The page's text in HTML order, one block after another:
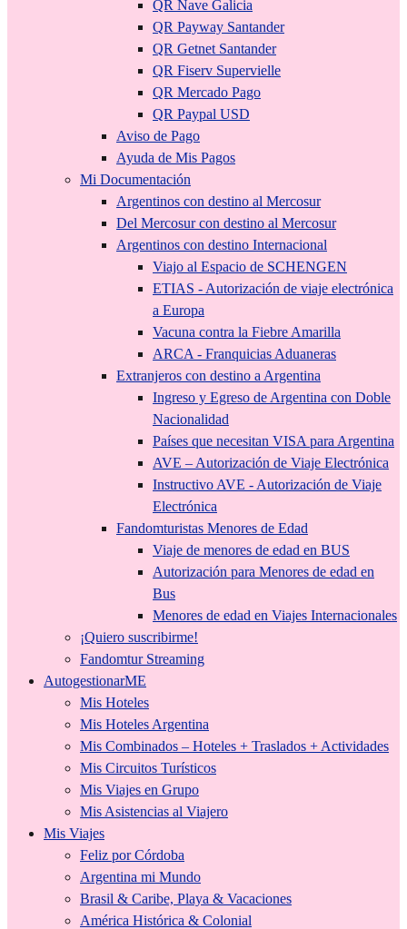
QR Nave Galicia
QR Payway Santander
QR Getnet Santander
QR Fiserv Supervielle
QR Mercado Pago
QR Paypal USD
Aviso de Pago
Ayuda de Mis Pagos
Mi Documentación
Argentinos con destino al Mercosur
Del Mercosur con destino al Mercosur
Argentinos con destino Internacional
Viajo al Espacio de SCHENGEN
ETIAS - Autorización de viaje electrónica
a Europa
Vacuna contra la Fiebre Amarilla
ARCA - Franquicias Aduaneras
Extranjeros con destino a Argentina
Ingreso y Egreso de Argentina con Doble
Nacionalidad
Países que necesitan VISA para Argentina
AVE – Autorización de Viaje Electrónica
Instructivo AVE - Autorización de Viaje
Electrónica
Fandomturistas Menores de Edad
Viaje de menores de edad en BUS
Autorización para Menores de edad en
Bus
Menores de edad en Viajes Internacionales
¡Quiero suscribirme!
Fandomtur Streaming
AutogestionarME
Mis Hoteles
Mis Hoteles Argentina
Mis Combinados – Hoteles + Traslados + Actividades
Mis Circuitos Turísticos
Mis Viajes en Grupo
Mis Asistencias al Viajero
Mis Viajes
Feliz por Córdoba
Argentina mi Mundo
Brasil & Caribe, Playa & Vacaciones
América Histórica & Colonial